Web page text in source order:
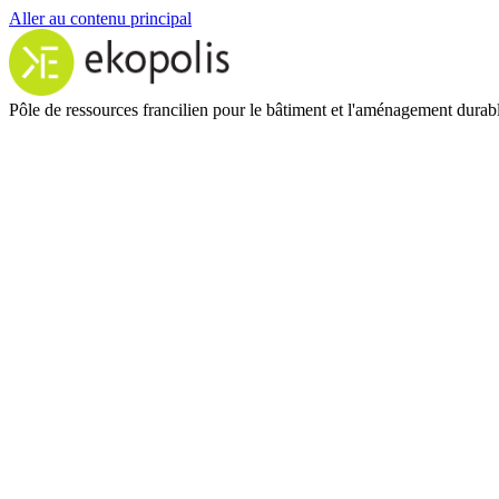
Aller au contenu principal
Pôle de ressources francilien pour le bâtiment et l'aménagement